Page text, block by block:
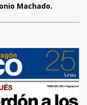
Machado.